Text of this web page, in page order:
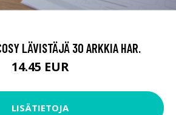
LÄVISTÄJÄ 30 ARKKIA HAR.
14.45 EUR
LISÄTIETOJA